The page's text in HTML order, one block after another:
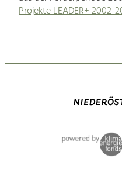
Projekte LEADER+ 2002-